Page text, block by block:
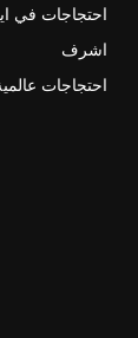
احتجاجات في
اشرف
احتجاجات